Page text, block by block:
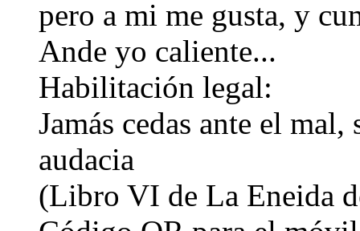
pero a mi me gusta, y
Ande yo caliente...
Habilitación legal:
Jamás cedas ante el
audacia
(Libro VI de La Eneida